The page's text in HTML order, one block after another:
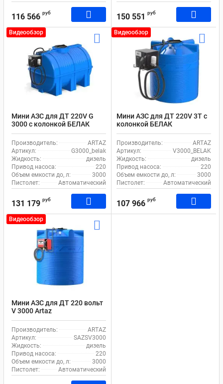
116 566 руб 150 551 руб
Видеообзор
Мини АЗС для ДТ 220V G
3000 с колонкой БЕЛАК
Производитель:
ARTAZ
Артикул:
G3000_belak
Жидкость:
дизель
Привод насоса:
220
Объем емкости до, л:
3000
Пистолет:
Автоматический
131 179 руб
Видеообзор
Мини АЗС для ДТ 220V 3T с
колонкой БЕЛАК
Производитель:
ARTAZ
Артикул:
V3000_BELAK
Жидкость:
дизель
Привод насоса:
220
Объем емкости до, л:
3000
Пистолет:
Автоматический
107 966 руб
Видеообзор
Мини АЗС для ДТ 220 вольт
V 3000 Artaz
Производитель:
ARTAZ
Артикул:
SAZSV3000
Жидкость:
дизель
Привод насоса:
220
Объем емкости до, л:
3000
Пистолет:
Автоматический